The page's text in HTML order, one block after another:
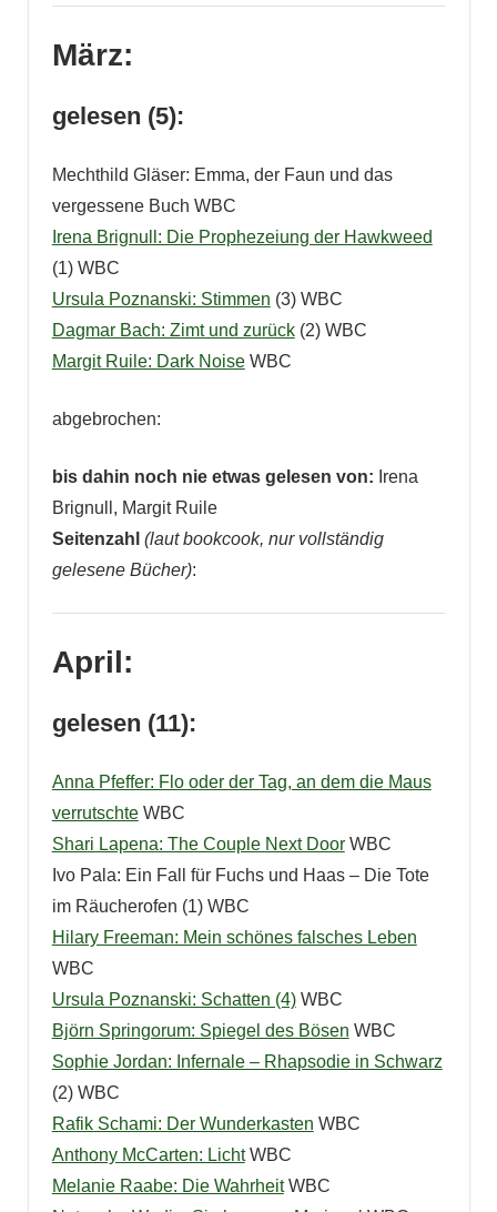
März:
gelesen (5):
Mechthild Gläser: Emma, der Faun und das
vergessene Buch WBC
Irena Brignull: Die Prophezeiung der Hawkweed
(1) WBC
Ursula Poznanski: Stimmen (3) WBC
Dagmar Bach: Zimt und zurück(2) WBC
Margit Ruile: Dark NoiseWBC
abgebrochen:
bis dahin noch nie etwas gelesen von: Irena
Brignull, Margit Ruile
Seitenzahl (laut bookcook, nur vollständig
gelesene Bücher):
April:
gelesen (11):
Anna Pfeffer: Flo oder der Tag, an dem die Maus
verrutschteWBC
Shari Lapena: The Couple Next DoorWBC
Ivo Pala: Ein Fall für Fuchs und Haas – Die Tote
im Räucherofen (1) WBC
Hilary Freeman: Mein schönes falsches Leben
WBC
Ursula Poznanski: Schatten (4)WBC
Björn Springorum: Spiegel des Bösen WBC
Sophie Jordan: Infernale – Rhapsodie in Schwarz
(2) WBC
Rafik Schami: Der Wunderkasten WBC
Anthony McCarten: LichtWBC
Melanie Raabe: Die WahrheitWBC